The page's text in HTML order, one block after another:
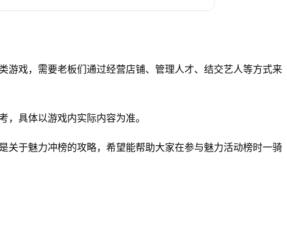
游戏，需要老板们通过经营店铺、管理人才、结交艺人等方式来
，具体以游戏内实际内容为准。
关于魅力冲榜的攻略，希望能帮助大家在参与魅力活动榜时一骑